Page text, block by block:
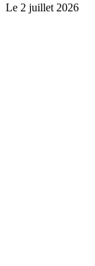
Le 2 juillet 2026